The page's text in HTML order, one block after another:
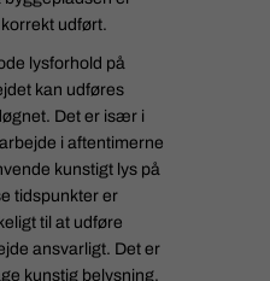
udført.
lysforhold på
kan udføres
Det er især i
i aftentimerne
kunstigt lys på
tidspunkter er
til at udføre
ansvarligt. Det er
kunstig belysning,